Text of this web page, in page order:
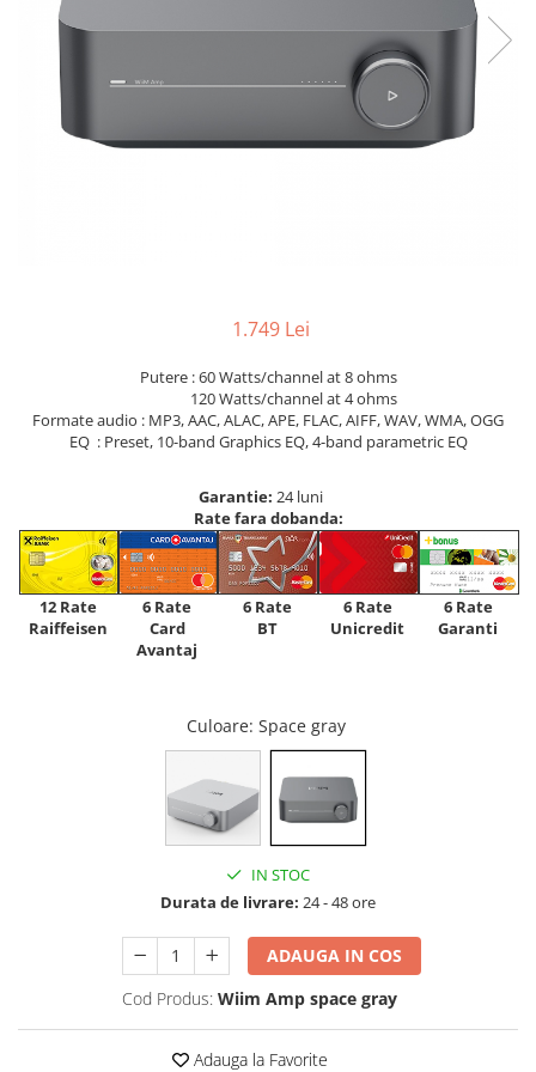
1.749 Lei
Putere : 60 Watts/channel at 8 ohms
120 Watts/channel at 4 ohms
Formate audio : MP3, AAC, ALAC, APE, FLAC, AIFF, WAV, WMA, OGG
EQ : Preset, 10-band Graphics EQ, 4-band parametric EQ
Garantie: 24 luni
Rate fara dobanda:
12 Rate
Raiffeisen
6 Rate
Card
Avantaj
6 Rate
BT
6 Rate
Unicredit
6 Rate
Garanti
Culoare: Space gray
IN STOC
Durata de livrare: 24 - 48 ore
ADAUGA IN COS
Cod Produs: Wiim Amp space gray
Adauga la Favorite